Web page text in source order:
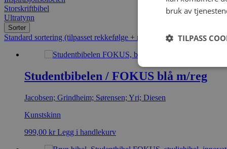
Storskriftbibel
Ultratynn
Sorter
Standard sortering (tilpasset rekkefølge + navn) Popularitet (salg)
Studentbibelen / FOKUS blå m/reg
Jacobsen; Grindheim; Sørensen; Yri; Diesen
Kunstskinn
999,00 kr Legg i handlekurv
bruk av
TILPASS